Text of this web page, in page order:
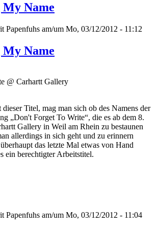
Name
Papenfuhs am/um Mo, 03/12/2012 - 11:12
Name
@ Carhartt Gallery
dieser Titel, mag man sich ob des Namens der
„Don't Forget To Write“, die es ab dem 8.
Gallery in Weil am Rhein zu bestaunen
allerdings in sich geht und zu erinnern
das letzte Mal etwas von Hand
ein berechtigter Arbeitstitel.
Papenfuhs am/um Mo, 03/12/2012 - 11:04